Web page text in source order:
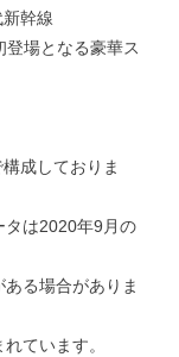
幹線
登場となる豪華ス
成しておりま
は2020年9月の
る場合がありま
ています。